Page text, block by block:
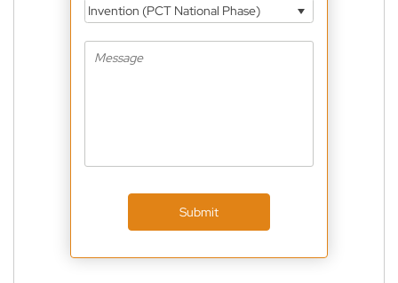
Invention (PCT National Phase)
Submit